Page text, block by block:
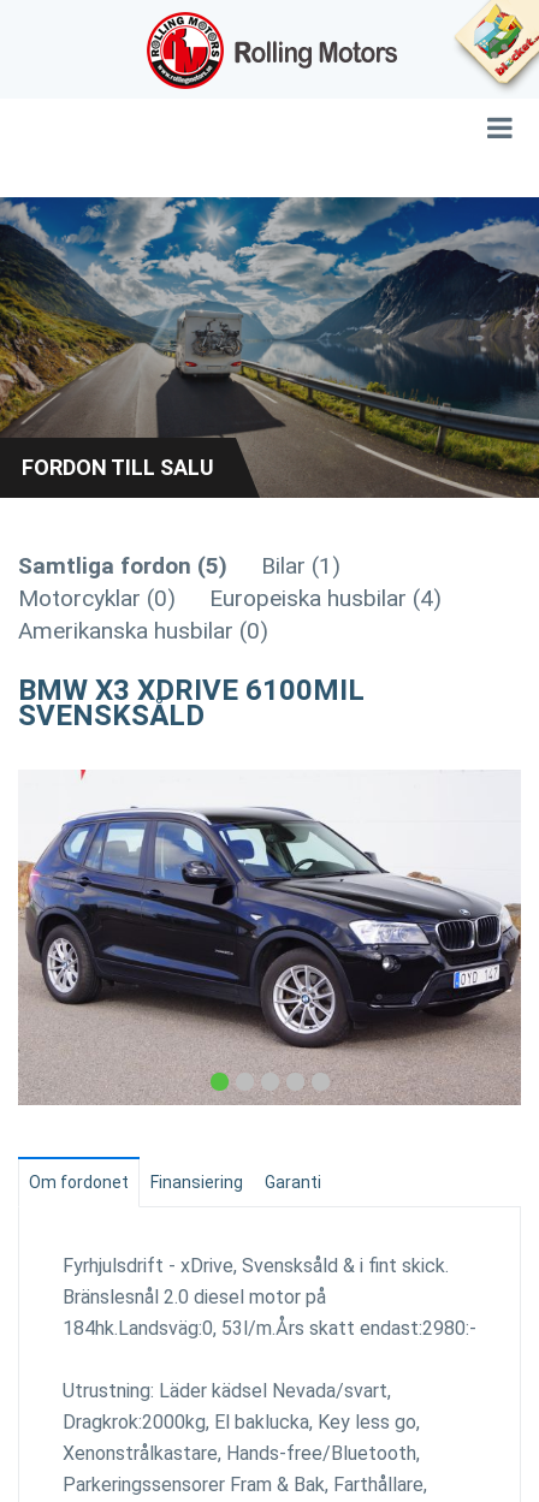
FORDON TILL SALU
Samtliga fordon (5)
Bilar (1)
Motorcyklar (0)
Europeiska husbilar (4)
Amerikanska husbilar (0)
BMW X3 XDRIVE 6100MIL
SVENSKSÅLD
Om fordonet Finansiering Garanti
Fyrhjulsdrift - xDrive, Svensksåld & i fint skick.
Bränslesnål 2.0 diesel motor på
184hk.Landsväg:0, 53l/m.Års skatt endast:2980:-
Utrustning: Läder kädsel Nevada/svart,
Dragkrok:2000kg, El baklucka, Key less go,
Xenonstrålkastare, Hands-free/Bluetooth,
Parkeringssensorer Fram & Bak, Farthållare,